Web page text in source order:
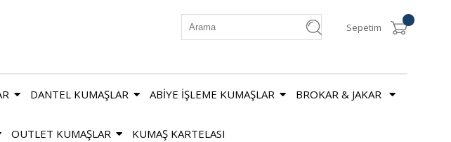
Sepetim
DANTEL KUMAŞLAR ABİYE İŞLEME KUMAŞLAR BROKAR & JAKAR
OUTLET KUMAŞLAR KUMAŞ KARTELASI